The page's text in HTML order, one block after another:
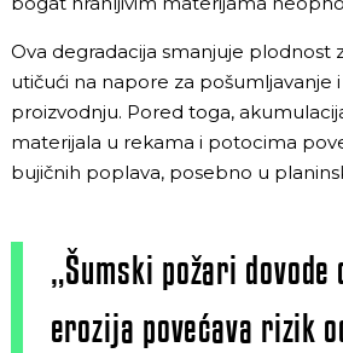
Ova degradacija smanjuje plodnost
utičući na napore za pošumljavanje
proizvodnju. Pored toga,
materijala u rekama i potocima
bujičnih poplava, posebno u
„Šumski požari
erozija povećava rizik